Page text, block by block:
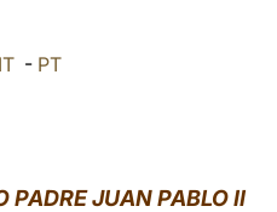
IT - PT
PADRE JUAN PABLO II